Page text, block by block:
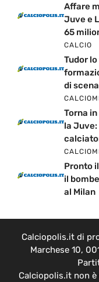
Affare
Juve e
65
CALCIO
Tudor
di
Torna
la Juve:
Pronto
il
al Milan
Calciopolis.it di
Marchese 10,
Calciopolis.it non